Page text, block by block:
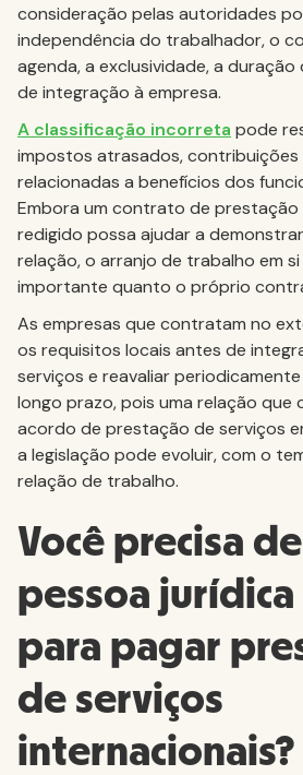
consideração pelas autoridades
independência do trabalhador, o
agenda, a exclusividade, a
de integração à empresa.
A classificação incorreta pode
impostos atrasados, contribuições
relacionadas a benefícios dos
Embora um contrato de prestação
redigido possa ajudar a
relação, o arranjo de trabalho em
importante quanto o próprio
As empresas que contratam no
os requisitos locais antes de
serviços e reavaliar
longo prazo, pois uma relação que
acordo de prestação de serviços
a legislação pode evoluir, com o
relação de trabalho.
Você precisa
pessoa jurídica
para pagar
de serviços
internacionais?